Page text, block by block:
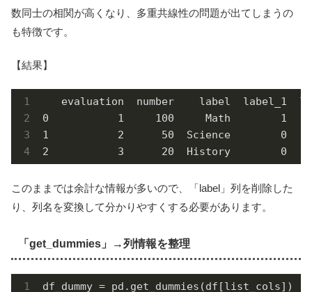
数同士の相関が高くなり、多重共線性の問題が出てしまうの
も特徴です。
【結果】
evaluation  number    label  label_1
0           1     100     Math        1
1           2      50  Science        0
2           3      20  History        0
このままでは余計な情報が多いので、「label」列を削除した
り、列名を変換して分かりやすくする必要があります。
「get_dummies」→列情報を整理
df_dummy